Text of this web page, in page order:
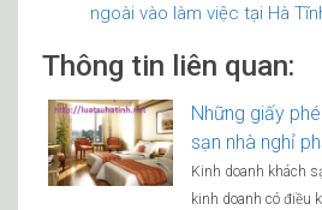
ngoài vào làm việc tại Hà
Thông tin liên quan:
Những giấy
sạn nhà nghỉ
Kinh doanh khách
kinh doanh có điều